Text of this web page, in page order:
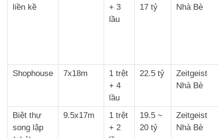
liền kề
+ 3
lầu
17 tỷ
Nhà Bè
Shophouse 7x18m
1 trệt
+ 4
lầu
22.5 tỷ
Zeitgeist
Nhà Bè
Biệt thự
song lập
9.5x17m
1 trệt
+ 2
19.5 ~
20 tỷ
Zeitgeist
Nhà Bè